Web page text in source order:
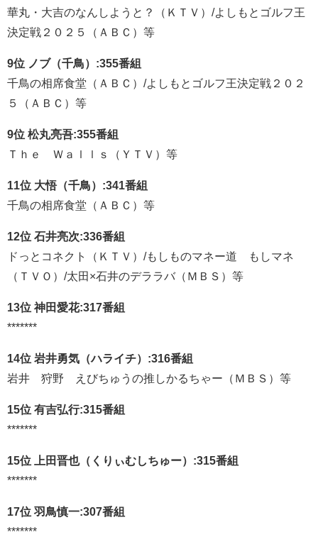
華丸・大吉のなんしようと？（ＫＴＶ）/よしもとゴルフ王
決定戦２０２５（ＡＢＣ）等
9位 ノブ（千鳥）:355番組
千鳥の相席食堂（ＡＢＣ）/よしもとゴルフ王決定戦２０２
５（ＡＢＣ）等
9位 松丸亮吾:355番組
Ｔｈｅ Ｗａｌｌｓ（ＹＴＶ）等
11位 大悟（千鳥）:341番組
千鳥の相席食堂（ＡＢＣ）等
12位 石井亮次:336番組
ドっとコネクト（ＫＴＶ）/もしものマネー道 もしマネ
（ＴＶＯ）/太田×石井のデララバ（ＭＢＳ）等
13位 神田愛花:317番組
*******
14位 岩井勇気（ハライチ）:316番組
岩井 狩野 えびちゅうの推しかるちゃー（ＭＢＳ）等
15位 有吉弘行:315番組
*******
15位 上田晋也（くりぃむしちゅー）:315番組
*******
17位 羽鳥慎一:307番組
*******